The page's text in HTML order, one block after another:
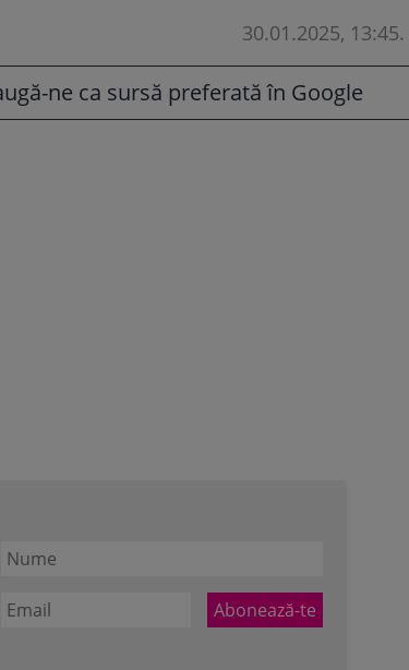
30.01.2025, 13:45.
ne ca sursă preferată în Google